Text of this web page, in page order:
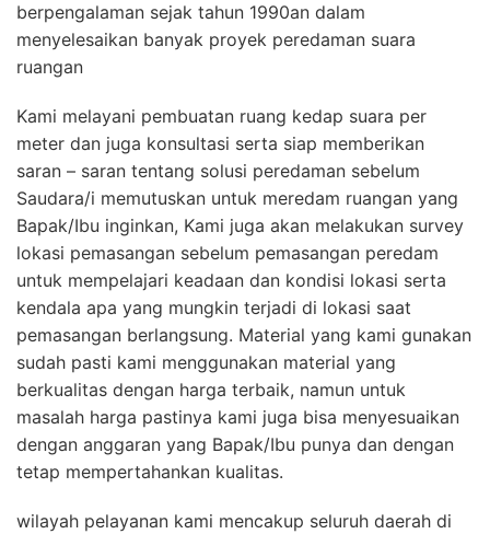
berpengalaman sejak tahun 1990an dalam
menyelesaikan banyak proyek peredaman suara
ruangan
Kami melayani pembuatan ruang kedap suara per
meter dan juga konsultasi serta siap memberikan
saran – saran tentang solusi peredaman sebelum
Saudara/i memutuskan untuk meredam ruangan yang
Bapak/Ibu inginkan, Kami juga akan melakukan survey
lokasi pemasangan sebelum pemasangan peredam
untuk mempelajari keadaan dan kondisi lokasi serta
kendala apa yang mungkin terjadi di lokasi saat
pemasangan berlangsung. Material yang kami gunakan
sudah pasti kami menggunakan material yang
berkualitas dengan harga terbaik, namun untuk
masalah harga pastinya kami juga bisa menyesuaikan
dengan anggaran yang Bapak/Ibu punya dan dengan
tetap mempertahankan kualitas.
wilayah pelayanan kami mencakup seluruh daerah di